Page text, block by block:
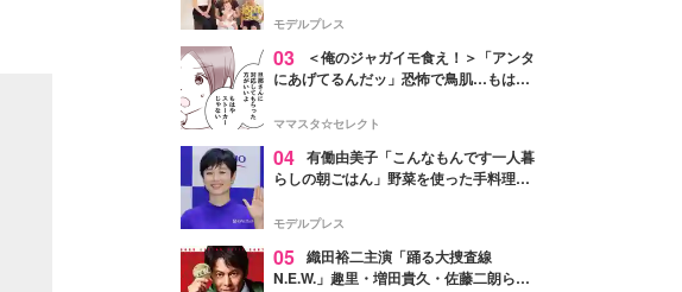
よ！」
モデルプレス
03
＜俺のジャガイモ食え！＞「アンタ
にあげてるんだッ」恐怖で鳥肌…もはや
ママスタ☆セレクト
04 有働由美子「こんなもんです一人暮
らしの朝ごはん」野菜を使った手料理公
そう」と反響
モデルプレス
05 織田裕二主演「踊る大捜査線
N.E.W.」趣里・増田貴久・佐藤二朗ら新